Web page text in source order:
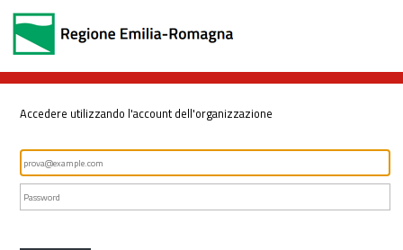
Accedere utilizzando l'account dell'organizzazione